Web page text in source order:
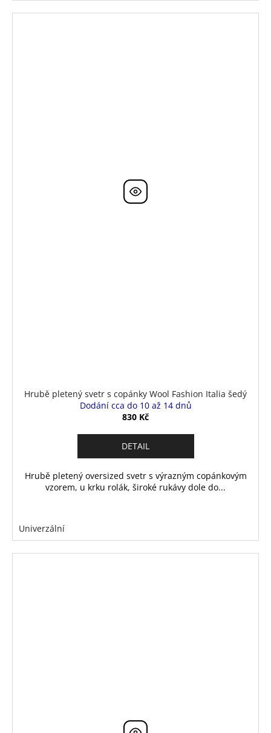
Hrubě pletený svetr s copánky Wool Fashion Italia šedý
Dodání cca do 10 až 14 dnů
830 Kč
DETAIL
Hrubě pletený oversized svetr s výrazným copánkovým
vzorem, u krku rolák, široké rukávy dole do...
Univerzální